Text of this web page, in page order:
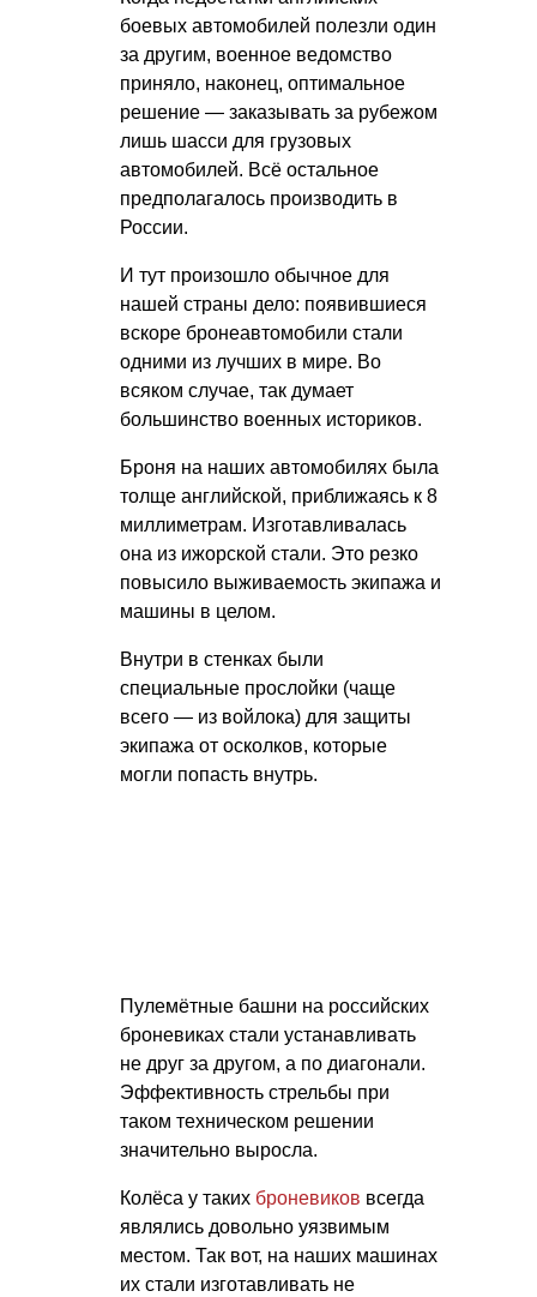
боевых автомобилей полезли один
за другим, военное ведомство
приняло, наконец, оптимальное
решение — заказывать за рубежом
лишь шасси для грузовых
автомобилей. Всё остальное
предполагалось производить в
России.
И тут произошло обычное для
нашей страны дело: появившиеся
вскоре бронеавтомобили стали
одними из лучших в мире. Во
всяком случае, так думает
большинство военных историков.
Броня на наших автомобилях была
толще английской, приближаясь к 8
миллиметрам. Изготавливалась
она из ижорской стали. Это резко
повысило выживаемость экипажа и
машины в целом.
Внутри в стенках были
специальные прослойки (чаще
всего — из войлока) для защиты
экипажа от осколков, которые
могли попасть внутрь.
Пулемётные башни на российских
броневиках стали устанавливать
не друг за другом, а по диагонали.
Эффективность стрельбы при
таком техническом решении
значительно выросла.
Колёса у таких броневиков всегда
являлись довольно уязвимым
местом. Так вот, на наших машинах
их стали изготавливать не